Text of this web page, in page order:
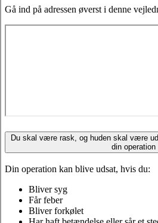
Gå ind på adressen øverst i denne
Du skal være rask, og huden skal være
din operation
Din operation kan blive udsat, hvis du:
Bliver syg
Får feber
Bliver forkølet